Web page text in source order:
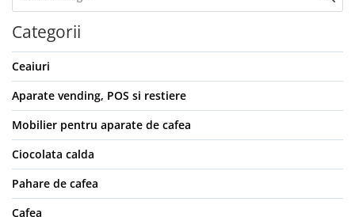
Categorii
Ceaiuri
Aparate vending, POS si restiere
Mobilier pentru aparate de cafea
Ciocolata calda
Pahare de cafea
Cafea